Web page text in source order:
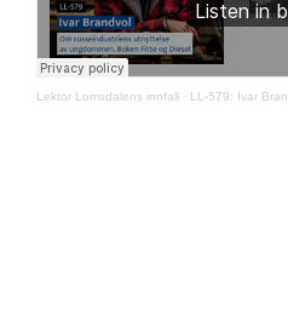
Lektor Lomsdalens innfall · LL-579: Ivar Brandvol om